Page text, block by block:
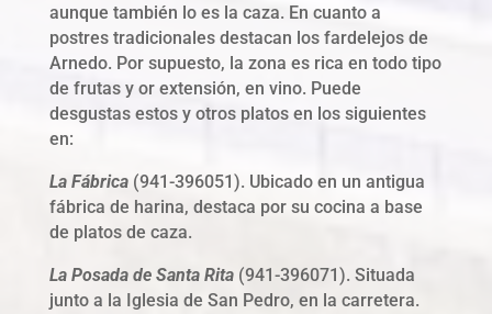
aunque también lo es la caza. En cuanto a
postres tradicionales destacan los fardelejos de
Arnedo. Por supuesto, la zona es rica en todo tipo
de frutas y or extensión, en vino. Puede
desgustas estos y otros platos en los siguientes
en:
La Fábrica(941-396051). Ubicado en un antigua
fábrica de harina, destaca por su cocina a base
de platos de caza.
La Posada de Santa Rita(941-396071). Situada
junto a la Iglesia de San Pedro, en la carretera.